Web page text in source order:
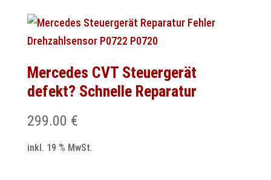
Mercedes CVT Steuergerät
defekt? Schnelle Reparatur
299.00 €
inkl. 19 % MwSt.